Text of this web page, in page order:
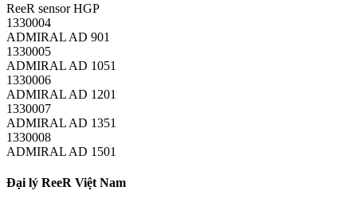
ReeR sensor HGP
1330004
ADMIRAL AD 901
1330005
ADMIRAL AD 1051
1330006
ADMIRAL AD 1201
1330007
ADMIRAL AD 1351
1330008
ADMIRAL AD 1501
Đại lý ReeR Việt Nam